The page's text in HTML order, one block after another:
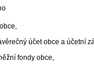
účet obce a účetní
fondy obce,